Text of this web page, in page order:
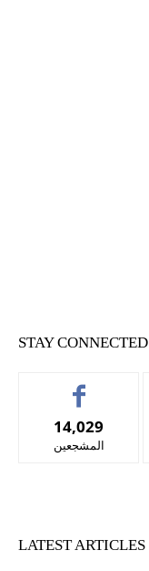
STAY CONNECTED
14,029
المشجعين
LATEST ARTICLES